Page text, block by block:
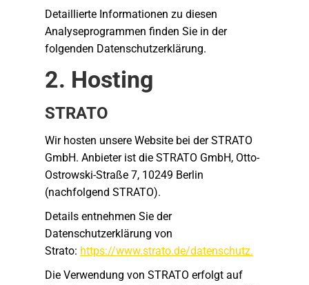
Detaillierte Informationen zu diesen
Analyseprogrammen finden Sie in der
folgenden Datenschutzerklärung.
2. Hosting
STRATO
Wir hosten unsere Website bei der STRATO
GmbH. Anbieter ist die STRATO GmbH, Otto-
Ostrowski-Straße 7, 10249 Berlin
(nachfolgend STRATO).
Details entnehmen Sie der
Datenschutzerklärung von
Strato: https://www.strato.de/datenschutz.
Die Verwendung von STRATO erfolgt auf